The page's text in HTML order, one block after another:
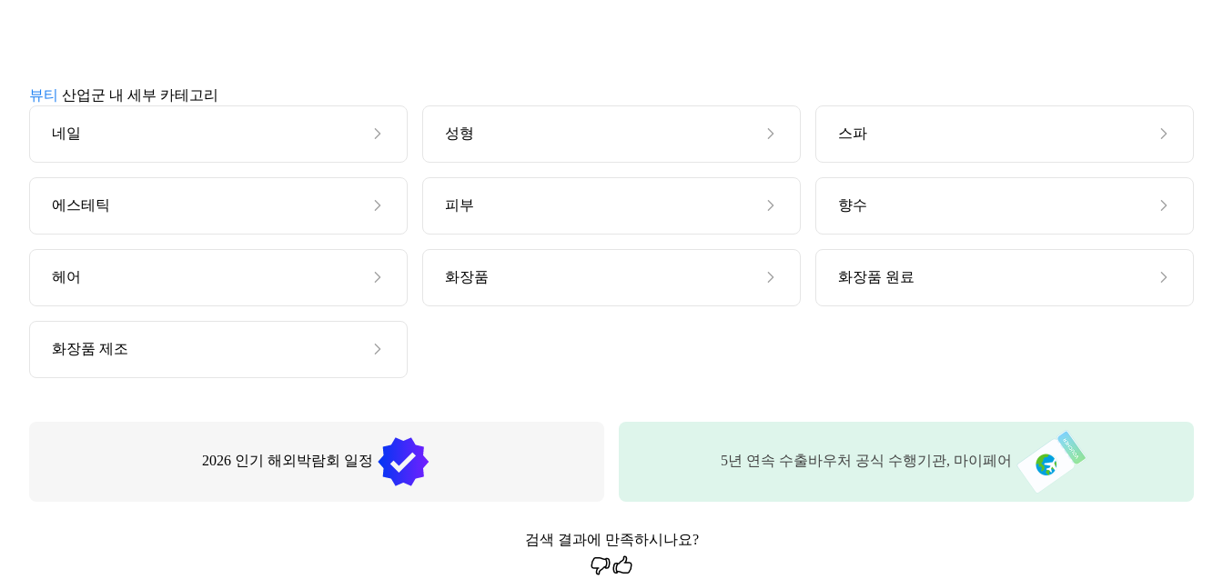
뷰티 산업군 내 세부 카테고리
네일 성형 스파
에스테틱 피부 향수
헤어 화장품 화장품 원료
화장품 제조
2026 인기 해외박람회 일정 5년 연속 수출바우처 공식 수행기관, 마이페어
검색 결과에 만족하시나요?